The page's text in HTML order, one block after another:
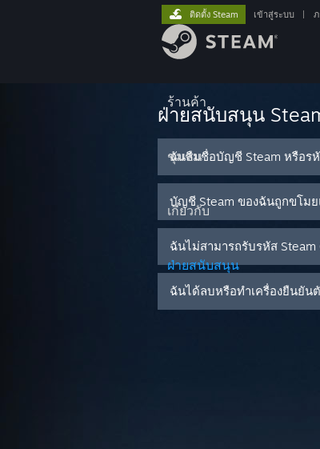
ร้านค้า
ชุมชน
เกี่ยวกับ
ฝ่ายสนับสนุน
ติดตั้ง Steam เข้าสู่ระบบ
ฝ่ายสนับสนุน
ฉันลืมชื่อบัญชี Steam หรือร
บัญชี Steam ของฉันถูกขโม
ฉันไม่สามารถรับรหัส Steam
ฉันได้ลบหรือทำเครื่องยืนยัน